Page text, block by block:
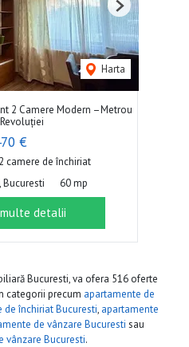
Harta
Next
2 Camere Modern –Metrou
€
camere de închiriat
Bucuresti
60 mp
detalii
Bucuresti, va ofera 516 oferte
categorii precum apartamente de
de închiriat Bucuresti, apartamente
de vânzare Bucuresti sau
vânzare Bucuresti.